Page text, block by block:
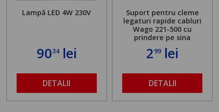
Lampă LED 4W 230V
9034lei
DETALII
Suport pentru cleme
legaturi rapide cabluri
Wago 221-500 cu
prindere pe sina
299lei
DETALII